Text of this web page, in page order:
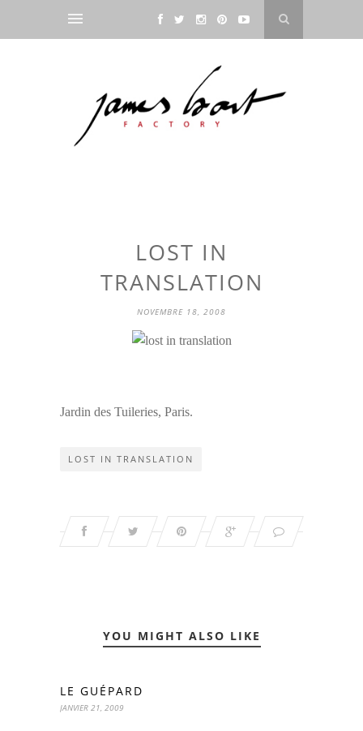
LOST IN
TRANSLATION
NOVEMBRE 18, 2008
Jardin des Tuileries, Paris.
LOST IN TRANSLATION
YOU MIGHT ALSO LIKE
LE GUÉPARD
JANVIER 21, 2009